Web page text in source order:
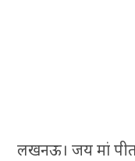
लखनऊ। जय मां